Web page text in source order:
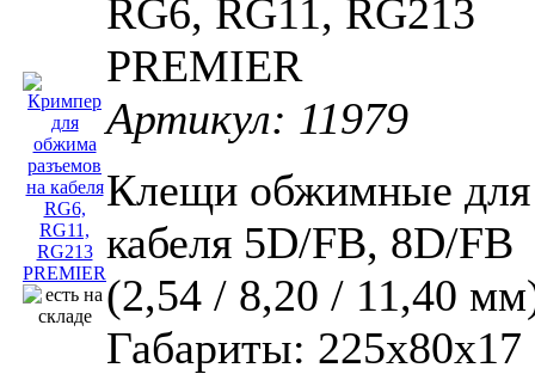
RG6, RG11, RG213
PREMIER
Артикул: 11979
Клещи обжимные для
кабеля 5D/FB, 8D/FB
(2,54 / 8,20 / 11,40
Габариты: 225х80х17